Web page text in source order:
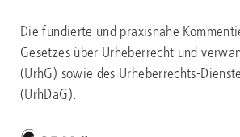
Die fundierte und praxisnahe
Gesetzes über Urheberrecht und
(UrhG) sowie des Urheberrechts-
(UrhDaG).